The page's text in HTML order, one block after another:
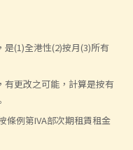
(1)全港性(2)按月(3)所有
有更改之可能，計算是按有
條例第IVA部次期租賃租金
我在本地租用單位時有甚麼
不容許佔用人出租作住宅用
築物、工業大廈、貨櫃屋
法律約束力嗎？